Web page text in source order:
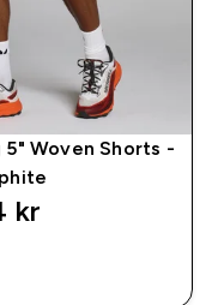
5" Woven Shorts -
kr‎